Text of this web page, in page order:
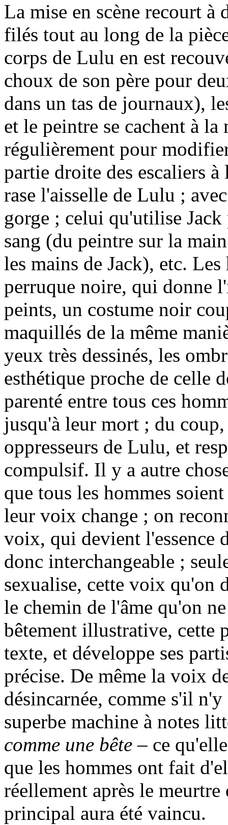
La mise en scène recourt
filés tout au long de la
corps de Lulu en est
choux de son père pour
dans un tas de journaux),
et le peintre se cachent à
régulièrement pour
partie droite des escaliers
rase l'aisselle de Lulu ;
gorge ; celui qu'utilise
sang (du peintre sur la
les mains de Jack), etc.
perruque noire, qui donne
peints, un costume noir
maquillés de la même
yeux très dessinés, les
esthétique proche de celle
parenté entre tous ces
jusqu'à leur mort ; du
oppresseurs de Lulu, et
compulsif. Il y a autre
que tous les hommes
leur voix change ; on
voix, qui devient l'essence
donc interchangeable ;
sexualise, cette voix qu'on
le chemin de l'âme qu'on
bêtement illustrative, cette
texte, et développe ses
précise. De même la voix
désincarnée, comme s'il
superbe machine à notes
comme une bête – ce
que les hommes ont fait
réellement après le
principal aura été vaincu.